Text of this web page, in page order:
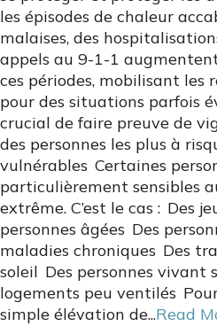
les épisodes de chaleur
malaises, des
appels au 9-1-1
ces périodes, mobilisant les
pour des situations parfois
crucial de faire preuve de
des personnes les plus à
vulnérables Certaines
particulièrement sensibles
extrême. C’est le cas : Des
personnes âgées Des
maladies chroniques Des
soleil Des personnes vivant
logements peu ventilés
simple élévation de...Read